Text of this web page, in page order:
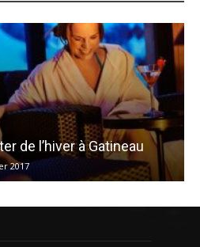
de l’hiver à Gatineau
2017